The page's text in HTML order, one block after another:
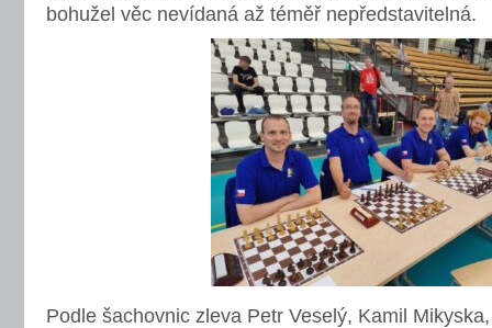
bohužel věc nevídaná až téměř nepředstavitelná.
Podle šachovnic zleva Petr Veselý, Kamil